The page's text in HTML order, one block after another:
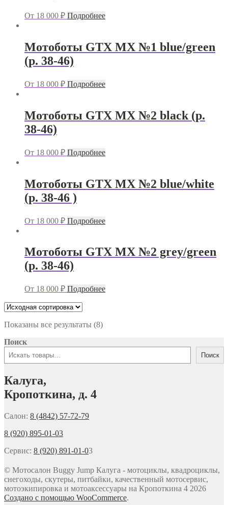
От 18 000 ₽ Подробнее
Мотоботы GTX MX №1 blue/green
(р. 38-46)
От 18 000 ₽ Подробнее
Мотоботы GTX MX №2 black (р.
38-46)
От 18 000 ₽ Подробнее
Мотоботы GTX MX №2 blue/white
(р. 38-46 )
От 18 000 ₽ Подробнее
Мотоботы GTX MX №2 grey/green
(р. 38-46)
От 18 000 ₽ Подробнее
Показаны все результаты (8)
Поиск
Поиск
Калуга,
Кропоткина, д. 4
Салон: 8 (4842) 57-72-79
8 (920) 895-01-03
Сервис: 8 (920) 891-01-03
© Мотосалон Buggy Jump Калуга - мотоциклы, квадроциклы,
снегоходы, скутеры, питбайки, качественный мотосервис,
мотоэкипировка и мотоаксессуары на Кропоткина 4 2026
Создано с помощью WooCommerce.